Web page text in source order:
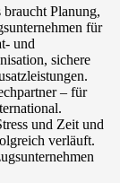
Planung,
für
und
sichere
– für
und Zeit und
verläuft.